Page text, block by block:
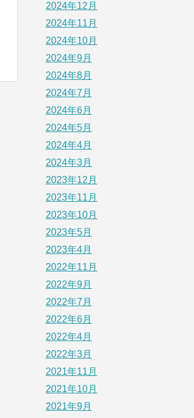
2024年12月
2024年11月
2024年10月
2024年9月
2024年8月
2024年7月
2024年6月
2024年5月
2024年4月
2024年3月
2023年12月
2023年11月
2023年10月
2023年5月
2023年4月
2022年11月
2022年9月
2022年7月
2022年6月
2022年4月
2022年3月
2021年11月
2021年10月
2021年9月